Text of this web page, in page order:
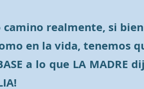
realmente, si
en la vida, tenemos
a lo que LA